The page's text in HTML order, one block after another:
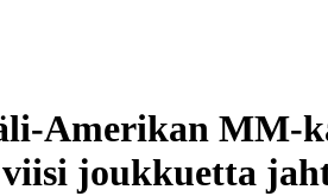
Amerikan MM-
joukkuetta